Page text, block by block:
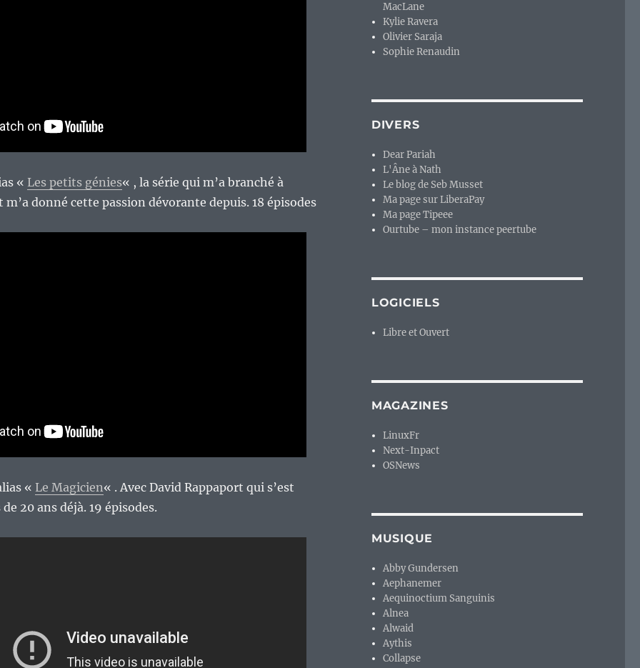
« Les petits génies« , la série qui m’a branché à
donné cette passion dévorante depuis. 18 épisodes
« Le Magicien« . Avec David Rappaport qui s’est
20 ans déjà. 19 épisodes.
MacLane
Kylie Ravera
Olivier Saraja
Sophie Renaudin
DIVERS
Dear Pariah
L'Âne à Nath
Le blog de Seb Musset
Ma page sur LiberaPay
Ma page Tipeee
Ourtube – mon instance peertube
LOGICIELS
Libre et Ouvert
MAGAZINES
LinuxFr
Next-Inpact
OSNews
MUSIQUE
Abby Gundersen
Aephanemer
Aequinoctium Sanguinis
Alnea
Alwaid
Aythis
Collapse